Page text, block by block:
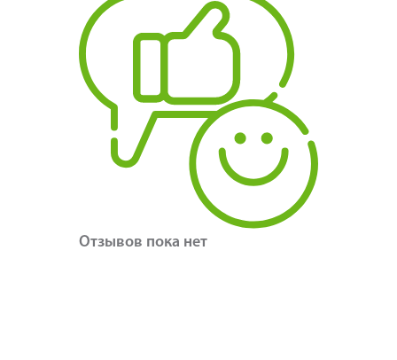
Отзывов пока нет